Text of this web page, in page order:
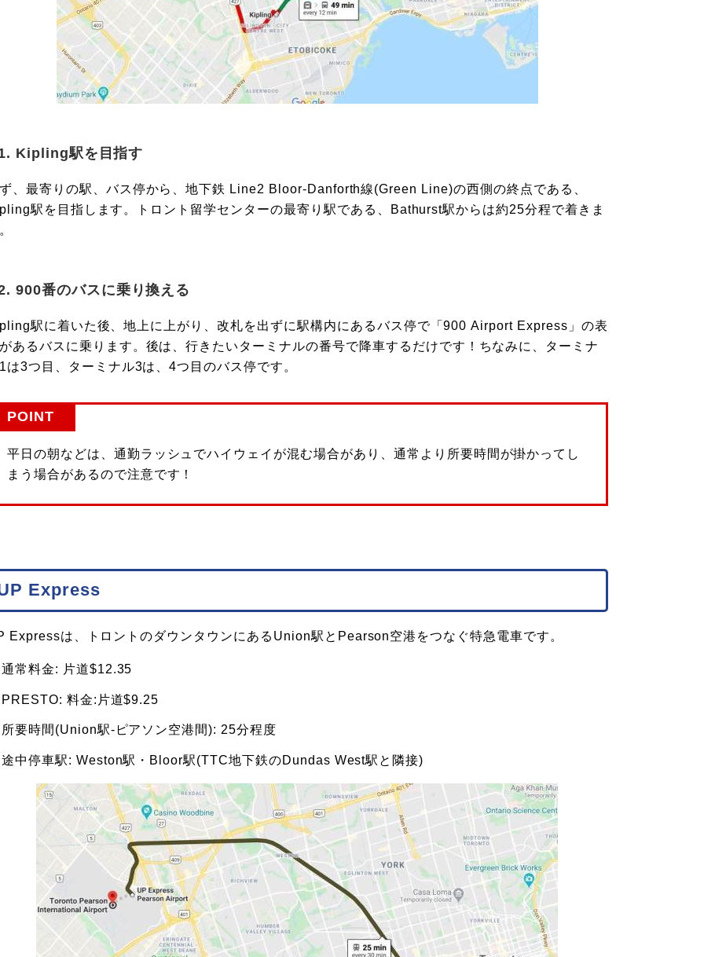
Kipling駅を目指す
、最寄りの駅、バス停から、地下鉄 Line2 Bloor-Danforth線(Green Line)の西側の終点である、
駅を目指します。トロント留学センターの最寄り駅である、Bathurst駅からは約25分程で着きま
900番のバスに乗り換える
駅に着いた後、地上に上がり、改札を出ずに駅構内にあるバス停で「900 Airport Express」の表
あるバスに乗ります。後は、行きたいターミナルの番号で降車するだけです！ちなみに、ターミナ
は3つ目、ターミナル3は、4つ目のバス停です。
POINT
平日の朝などは、通勤ラッシュでハイウェイが混む場合があり、通常より所要時間が掛かってし
まう場合があるので注意です！
Express
Expressは、トロントのダウンタウンにあるUnion駅とPearson空港をつなぐ特急電車です。
通常料金: 片道$12.35
PRESTO: 料金:片道$9.25
所要時間(Union駅-ピアソン空港間): 25分程度
途中停車駅: Weston駅・Bloor駅(TTC地下鉄のDundas West駅と隣接)